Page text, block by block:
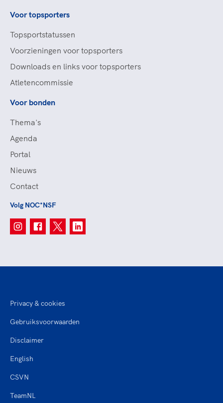
Voor topsporters
Topsportstatussen
Voorzieningen voor topsporters
Downloads en links voor topsporters
Atletencommissie
Voor bonden
Thema's
Agenda
Portal
Nieuws
Contact
Volg NOC*NSF
Privacy & cookies
Gebruiksvoorwaarden
Disclaimer
English
CSVN
TeamNL